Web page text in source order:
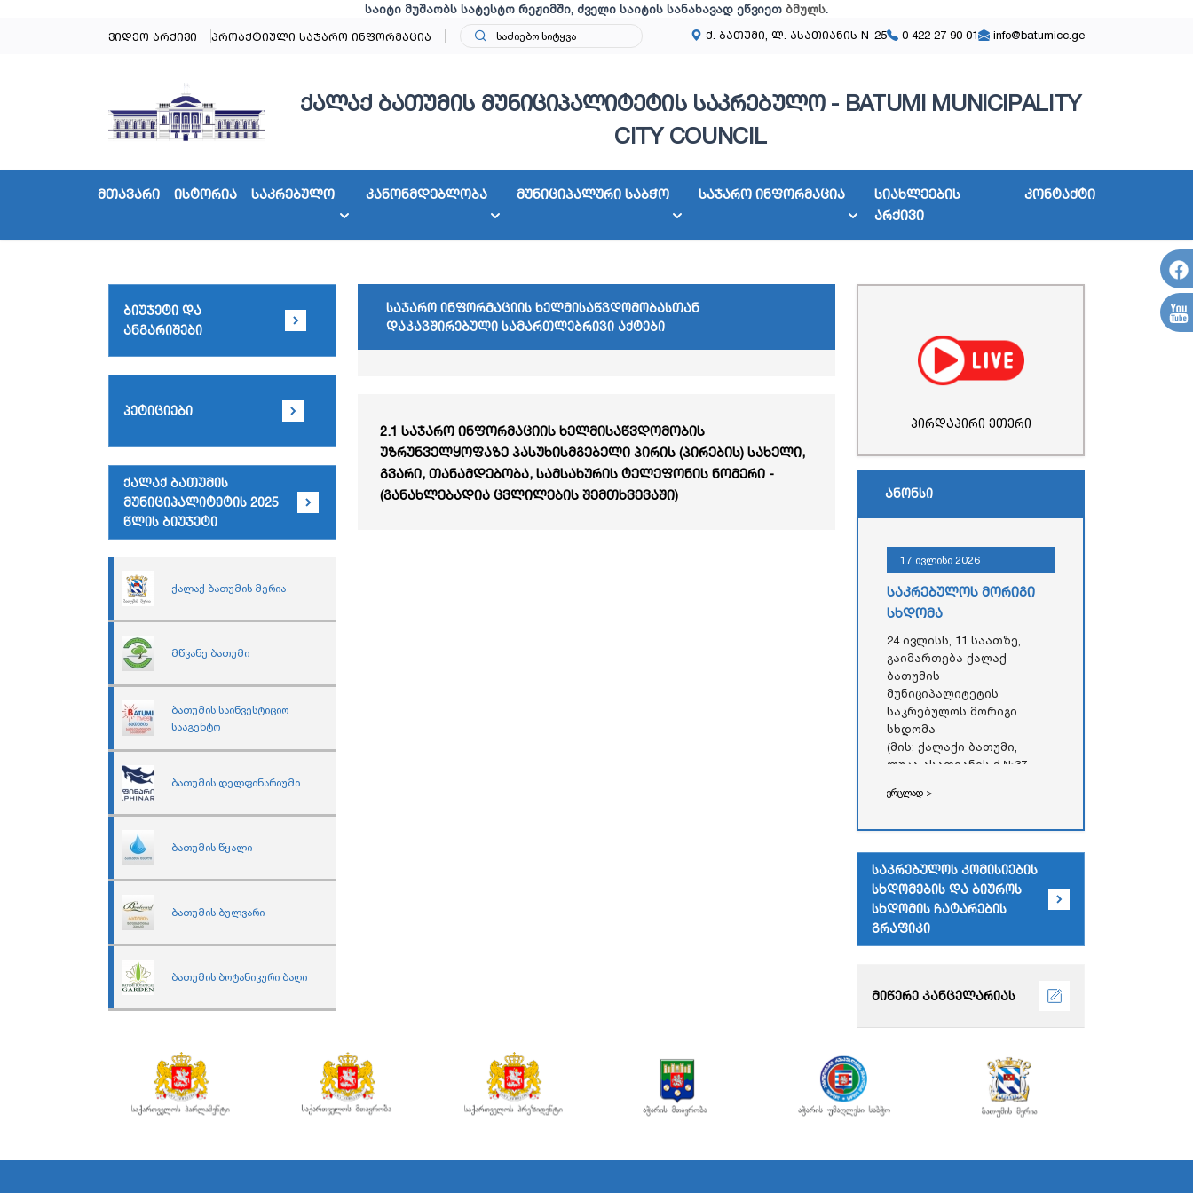
საიტი მუშაობს სატესტო რეჟიმში, ძველი საიტის სანახავად ეწვიეთ ბმულს.
ვიდეო არქივი
პროაქტიული საჯარო ინფორმაცია ქ. ბათუმი, ლ. ასათიანის N-25 0 422 27 90 01 info@batumicc.ge
ქალაქ ბათუმის მუნიციპალიტეტის საკრებულო - BATUMI MUNICIPALITY
CITY COUNCIL
მთავარი ისტორია საკრებულო კანონმდებლობა მუნიციპალური საბჭო საჯარო ინფორმაცია
სიახლეების
არქივი
კონტაქტი
ბიუჯეტი და
ანგარიშები
პეტიციები
ქალაქ ბათუმის
მუნიციპალიტეტის 2025
წლის ბიუჯეტი
ქალაქ ბათუმის მერია
მწვანე ბათუმი
ბათუმის საინვესტიციო
სააგენტო
ბათუმის დელფინარიუმი
ბათუმის წყალი
ბათუმის ბულვარი
ბათუმის ბოტანიკური ბაღი
საჯარო ინფორმაციის ხელმისაწვდომობასთან
დაკავშირებული სამართლებრივი აქტები
2.1 საჯარო ინფორმაციის ხელმისაწვდომობის
უზრუნველყოფაზე პასუხისმგებელი პირის (პირების) სახელი,
გვარი, თანამდებობა, სამსახურის ტელეფონის ნომერი -
(განახლებადია ცვლილების შემთხვევაში)
პირდაპირი ეთერი
ანონსი
17 ივლისი 2026
საკრებულოს მორიგი
სხდომა
24 ივლისს, 11 საათზე,
გაიმართება ქალაქ
ბათუმის
მუნიციპალიტეტის
საკრებულოს მორიგი
სხდომა
(მის: ქალაქი ბათუმი,
ლუკა ასათიანის ქ.№37,
რესპუბლიკის უმაღლესი
ადმინისტრაციული
შენობა)
ვრცლად >
საკრებულოს კომისიების
სხდომების და ბიუროს
სხდომის ჩატარების
გრაფიკი
მიწერე კანცელარიას